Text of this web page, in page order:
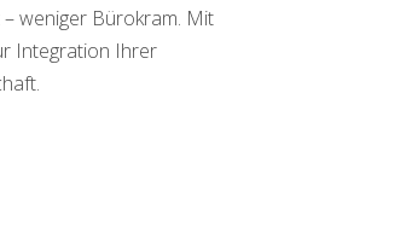
weniger Bürokram. Mit
Integration Ihrer